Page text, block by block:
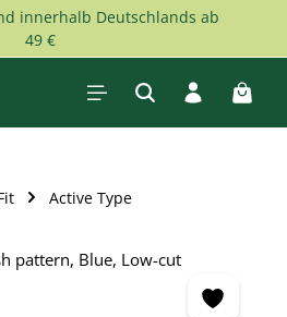
innerhalb Deutschlands ab
49 €
Active Type